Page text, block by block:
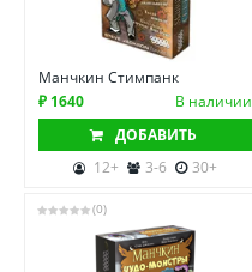
Манчкин Стимпанк
₽ 1640
В наличии
ДОБАВИТЬ
12+
3-6 30+
(0)